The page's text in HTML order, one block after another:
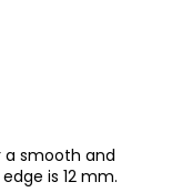
smooth and
is 12 mm.